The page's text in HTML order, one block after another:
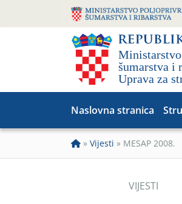
Naslovna stranica
» Vijesti » MESAP 2008.
VIJESTI